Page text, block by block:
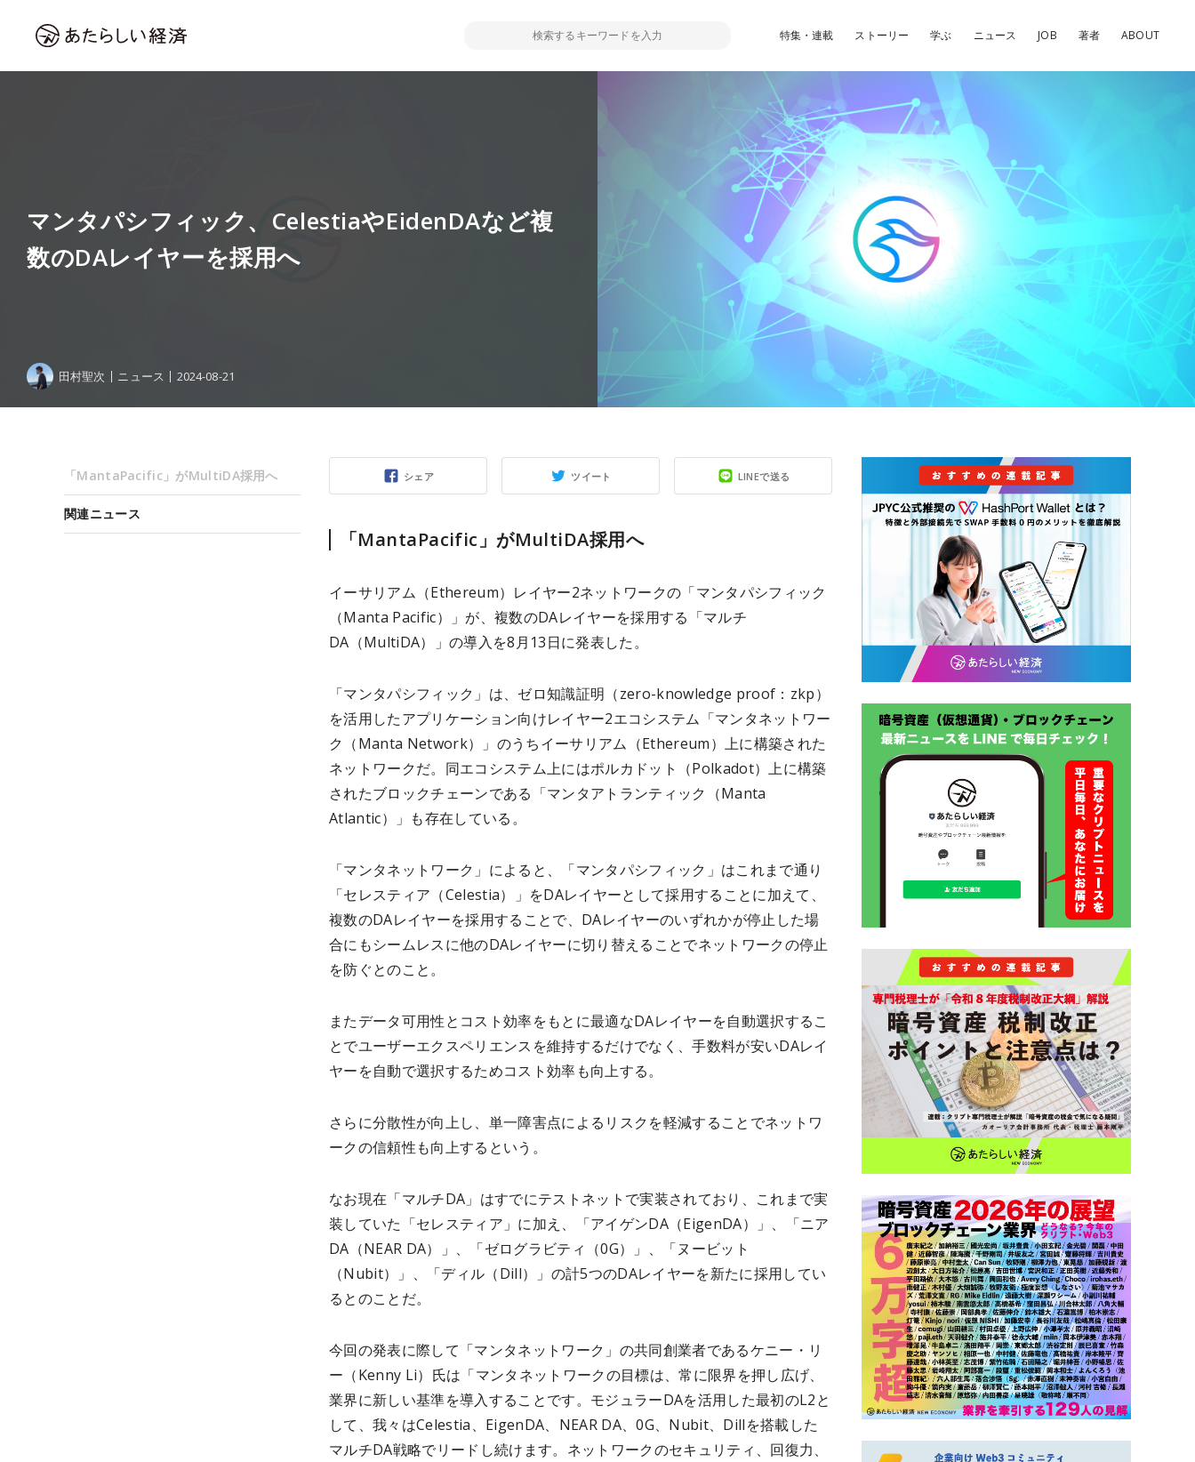
特集・連載 ストーリー 学ぶ ニュース JOB 著者 ABOUT
マンタパシフィック、CelestiaやEidenDAなど複
数のDAレイヤーを採用へ
田村聖次 ニュース 2024-08-21
シェア ツイート LINEで送る
「MantaPacific」がMultiDA採用へ
イーサリアム（Ethereum）レイヤー2ネットワークの「マンタパシフィック
（Manta Pacific）」が、複数のDAレイヤーを採用する「マルチ
DA（MultiDA）」の導入を8月13日に発表した。
「マンタパシフィック」は、ゼロ知識証明（zero-knowledge proof：zkp）
を活用したアプリケーション向けレイヤー2エコシステム「マンタネットワー
ク（Manta Network）」のうちイーサリアム（Ethereum）上に構築された
ネットワークだ。同エコシステム上にはポルカドット（Polkadot）上に構築
されたブロックチェーンである「マンタアトランティック（Manta
Atlantic）」も存在している。
「マンタネットワーク」によると、「マンタパシフィック」はこれまで通り
「セレスティア（Celestia）」をDAレイヤーとして採用することに加えて、
複数のDAレイヤーを採用することで、DAレイヤーのいずれかが停止した場
合にもシームレスに他のDAレイヤーに切り替えることでネットワークの停止
を防ぐとのこと。
またデータ可用性とコスト効率をもとに最適なDAレイヤーを自動選択するこ
とでユーザーエクスペリエンスを維持するだけでなく、手数料が安いDAレイ
ヤーを自動で選択するためコスト効率も向上する。
さらに分散性が向上し、単一障害点によるリスクを軽減することでネットワ
ークの信頼性も向上するという。
なお現在「マルチDA」はすでにテストネットで実装されており、これまで実
装していた「セレスティア」に加え、「アイゲンDA（EigenDA）」、「ニア
DA（NEAR DA）」、「ゼログラビティ（0G）」、「ヌービット
（Nubit）」、「ディル（Dill）」の計5つのDAレイヤーを新たに採用してい
るとのことだ。
今回の発表に際して「マンタネットワーク」の共同創業者であるケニー・リ
ー（Kenny Li）氏は「マンタネットワークの目標は、常に限界を押し広げ、
業界に新しい基準を導入することです。モジュラーDAを活用した最初のL2と
して、我々はCelestia、EigenDA、NEAR DA、0G、Nubit、Dillを搭載した
マルチDA戦略でリードし続けます。ネットワークのセキュリティ、回復力、
「MantaPacific」がMultiDA採用へ
関連ニュース